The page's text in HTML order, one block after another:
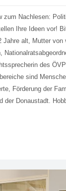
zum Nachlesen:
Ihre Ideen vor!
Jahre alt, Mutter von
des
sind
Förderung der
der Donaustadt.